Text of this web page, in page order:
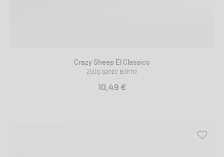
Crazy Sheep El Classico
250g ganze Bohne
10,49 €